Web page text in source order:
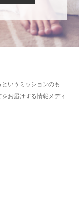
いうミッションのも
お届けする情報メディ